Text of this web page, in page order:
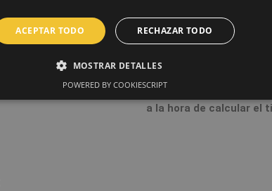
Árbol de huellas para
marco de 10x15 con una
además de una
La producción dura
a la hora de calcular el
ACEPTAR TODO RECHAZAR TODO
MOSTRAR DETALLES
POWERED BY COOKIESCRIPT